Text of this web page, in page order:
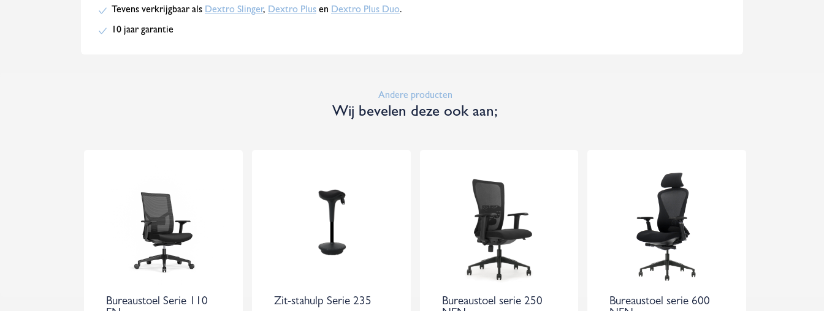
Tevens verkrijgbaar als Dextro Slinger, Dextro Plus en Dextro Plus Duo.
10 jaar garantie
Andere producten
Wij bevelen deze ook aan;
Bureaustoel Serie 110
Zit-stahulp Serie 235
Bureaustoel serie 250
Bureaustoel serie 600